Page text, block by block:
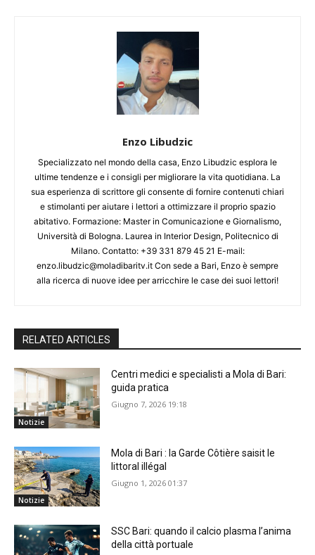
Enzo Libudzic
Specializzato nel mondo della casa, Enzo Libudzic esplora le
ultime tendenze e i consigli per migliorare la vita quotidiana. La
sua esperienza di scrittore gli consente di fornire contenuti chiari
e stimolanti per aiutare i lettori a ottimizzare il proprio spazio
abitativo. Formazione: Master in Comunicazione e Giornalismo,
Università di Bologna. Laurea in Interior Design, Politecnico di
Milano. Contatto: +39 331 879 45 21 E-mail:
enzo.libudzic@moladibaritv.it Con sede a Bari, Enzo è sempre
alla ricerca di nuove idee per arricchire le case dei suoi lettori!
RELATED ARTICLES
Notizie
Centri medici e specialisti a Mola di Bari:
guida pratica
Giugno 7, 2026 19:18
Notizie
Mola di Bari : la Garde Côtière saisit le
littoral illégal
Giugno 1, 2026 01:37
SSC Bari: quando il calcio plasma l’anima
della città portuale